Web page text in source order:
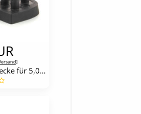
]
Werner Kern Absatzflecke für 5,0 cm + 5,5 cm-Absätze